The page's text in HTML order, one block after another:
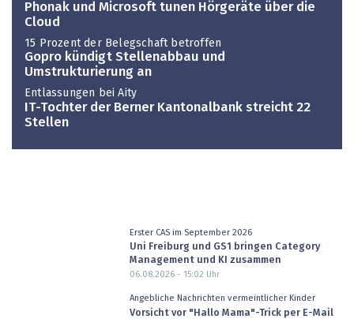
Phonak und Microsoft tunen Hörgeräte über die
Cloud
15 Prozent der Belegschaft betroffen
Gopro kündigt Stellenabbau und
Umstrukturierung an
Entlassungen bei Aity
IT-Tochter der Berner Kantonalbank streicht 22
Stellen
Erster CAS im September 2026
Uni Freiburg und GS1 bringen Category
Management und KI zusammen
06.08.2026 - 15:02 Uhr
Angebliche Nachrichten vermeintlicher Kinder
Vorsicht vor "Hallo Mama"-Trick per E-Mail